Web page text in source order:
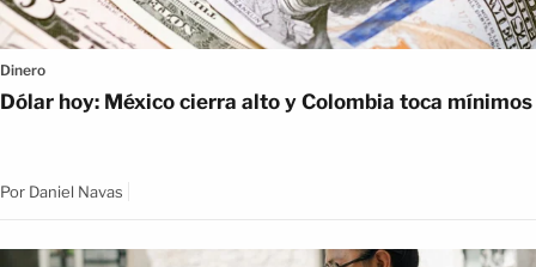
Dinero
Dólar hoy: México cierra alto y Colombia toca mínimos
Por Daniel Navas